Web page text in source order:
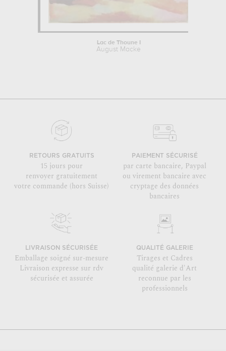
Lac de Thoune I
August Macke
RETOURS GRATUITS
15 jours pour
renvoyer gratuitement
votre commande (hors Suisse)
PAIEMENT SÉCURISÉ
par carte bancaire, Paypal
ou virement bancaire avec
cryptage des données
bancaires
LIVRAISON SÉCURISÉE
Emballage soigné sur-mesure
Livraison expresse sur rdv
sécurisée et assurée
QUALITÉ GALERIE
Tirages et Cadres
qualité galerie d'Art
reconnue par les
professionnels